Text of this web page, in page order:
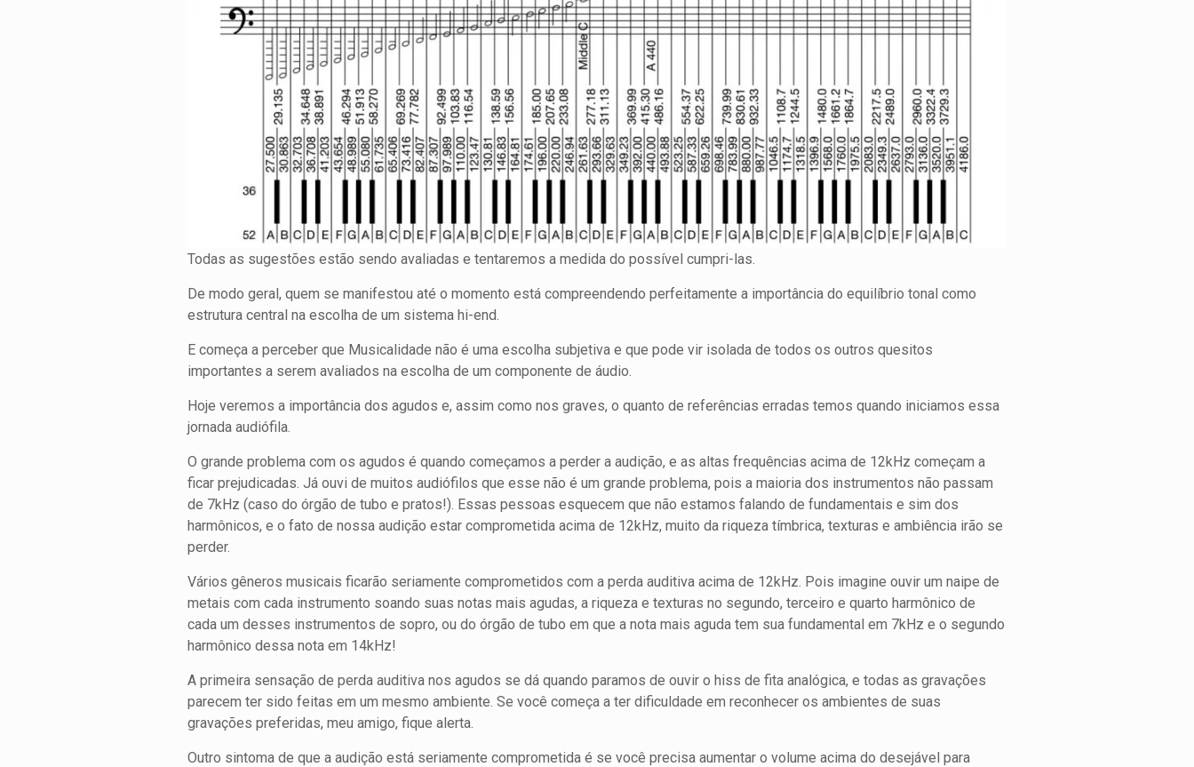
Todas as sugestões estão sendo avaliadas e tentaremos a medida do possível cumpri-las.
De modo geral, quem se manifestou até o momento está compreendendo perfeitamente a importância do equilíbrio tonal como
estrutura central na escolha de um sistema hi-end.
E começa a perceber que Musicalidade não é uma escolha subjetiva e que pode vir isolada de todos os outros quesitos
importantes a serem avaliados na escolha de um componente de áudio.
Hoje veremos a importância dos agudos e, assim como nos graves, o quanto de referências erradas temos quando iniciamos essa
jornada audiófila.
O grande problema com os agudos é quando começamos a perder a audição, e as altas frequências acima de 12kHz começam a
ficar prejudicadas. Já ouvi de muitos audiófilos que esse não é um grande problema, pois a maioria dos instrumentos não passam
de 7kHz (caso do órgão de tubo e pratos!). Essas pessoas esquecem que não estamos falando de fundamentais e sim dos
harmônicos, e o fato de nossa audição estar comprometida acima de 12kHz, muito da riqueza tímbrica, texturas e ambiência irão se
perder.
Vários gêneros musicais ficarão seriamente comprometidos com a perda auditiva acima de 12kHz. Pois imagine ouvir um naipe de
metais com cada instrumento soando suas notas mais agudas, a riqueza e texturas no segundo, terceiro e quarto harmônico de
cada um desses instrumentos de sopro, ou do órgão de tubo em que a nota mais aguda tem sua fundamental em 7kHz e o segundo
harmônico dessa nota em 14kHz!
A primeira sensação de perda auditiva nos agudos se dá quando paramos de ouvir o hiss de fita analógica, e todas as gravações
parecem ter sido feitas em um mesmo ambiente. Se você começa a ter dificuldade em reconhecer os ambientes de suas
gravações preferidas, meu amigo, fique alerta.
Outro sintoma de que a audição está seriamente comprometida é se você precisa aumentar o volume acima do desejável para